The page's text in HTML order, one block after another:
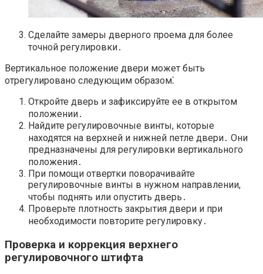
Сделайте замеры дверного проема для более
точной регулировки․
Вертикальное положение двери может быть
отрегулировано следующим образом⁚
Откройте дверь и зафиксируйте ее в открытом
положении․
Найдите регулировочные винты, которые
находятся на верхней и нижней петле двери․ Они
предназначены для регулировки вертикального
положения․
При помощи отвертки поворачивайте
регулировочные винты в нужном направлении,
чтобы поднять или опустить дверь․
Проверьте плотность закрытия двери и при
необходимости повторите регулировку․
Проверка и коррекция верхнего
регулировочного штифта